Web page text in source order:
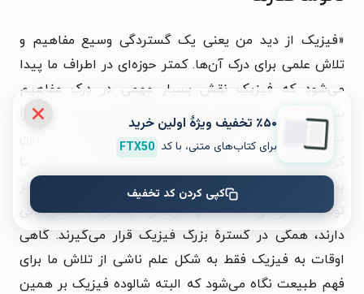
«فیزیک از دید من یعنی یک گستردگی وسیع مفاهیم و
تلاش علمی برای درک آن‌ها. کمتر حوزه‌ای در اطراف ما پیدا
می‌شود که فیزیک نقش بسیار مهمی در درک مفاهیم
بنیادین آن و به‌دنبال آن ایجاد کاربردهای پیچیده از آن را
نداشته باشد. از مقیاس‌های بسیار بزرگ عالم تا درون
کوچک‌ترین ذرات، از حوزه‌های کاملاً بنیادی و نظری تا
بخش‌های متفاوت فیزیک کاربردی که نقش بسیار زیادی در
توسعهٔ نسل‌های جدید دیوایس‌های اپتیکی و الکترونیکی
دارند، همگی در گسترهٔ بزرگ فیزیک قرار می‌گیرند. گاهی
اوقات به فیزیک فقط به شکل علم ناشی از تلاش ما برای
فهم طبیعت نگاه می‌شود که البته شالوده فیزیک بر همین
٪۵۰ تخفیف ویژۀ اولین خرید
برای کتاب‌های متنی، با کد FTX50
کپی کردن کد تخفیف